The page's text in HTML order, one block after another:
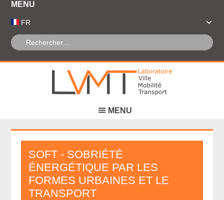
FR
SOFT - SOBRIÉTÉ
ÉNERGÉTIQUE PAR LES
FORMES URBAINES ET LE
TRANSPORT
Panneau de gestion des cookies